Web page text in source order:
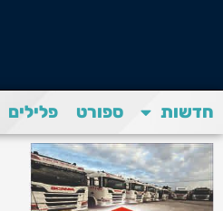
חדשות ספורט פלילים